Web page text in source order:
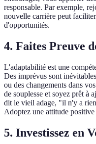
responsable. Par exemple,
nouvelle carrière peut
d'opportunités.
4. Faites Preuve
L'adaptabilité est une
Des imprévus sont
ou des changements dans
de souplesse et soyez prêt à
dit le vieil adage, "il n'y a
Adoptez une attitude positive
5. Investissez en